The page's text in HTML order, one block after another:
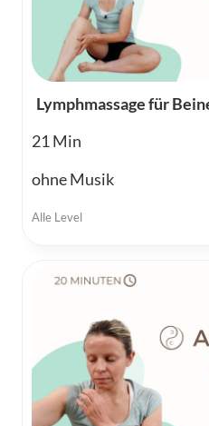
Lymphmassage für
21
ohne Musik
Alle Level